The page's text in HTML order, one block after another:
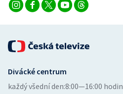
Divácké centrum
každý všední den:8:00—16:00 hodin